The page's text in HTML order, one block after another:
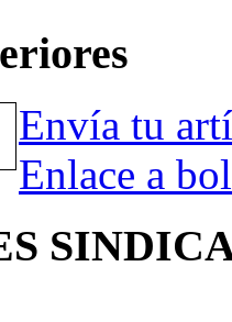
Envía tu
Enlace a